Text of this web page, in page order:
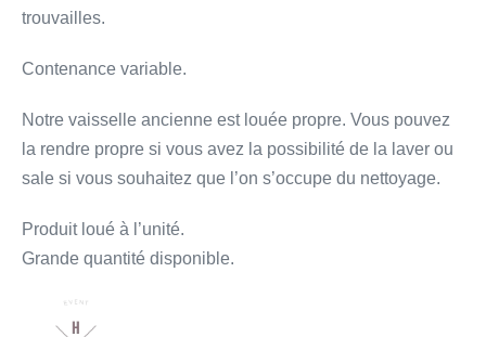
trouvailles.
Contenance variable.
Notre vaisselle ancienne est louée propre. Vous pouvez
la rendre propre si vous avez la possibilité de la laver ou
sale si vous souhaitez que l’on s’occupe du nettoyage.
Produit loué à l’unité.
Grande quantité disponible.